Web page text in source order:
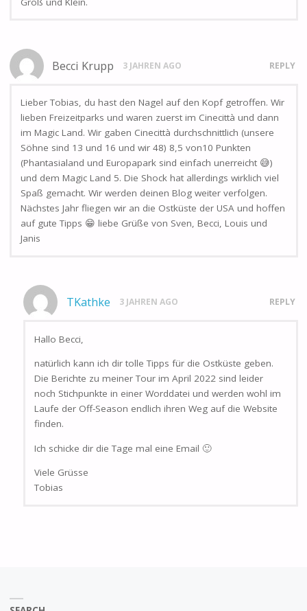
Becci Krupp 3 JAHREN AGO REPLY
Lieber Tobias, du hast den Nagel auf den Kopf getroffen. Wir
lieben Freizeitparks und waren zuerst im Cinecittà und dann
im Magic Land. Wir gaben Cinecittà durchschnittlich (unsere
Söhne sind 13 und 16 und wir 48) 8,5 von10 Punkten
(Phantasialand und Europapark sind einfach unerreicht 😅)
und dem Magic Land 5. Die Shock hat allerdings wirklich viel
Spaß gemacht. Wir werden deinen Blog weiter verfolgen.
Nächstes Jahr fliegen wir an die Ostküste der USA und hoffen
auf gute Tipps 😁 liebe Grüße von Sven, Becci, Louis und
Janis
TKathke 3 JAHREN AGO REPLY
Hallo Becci,
natürlich kann ich dir tolle Tipps für die Ostküste geben.
Die Berichte zu meiner Tour im April 2022 sind leider
noch Stichpunkte in einer Worddatei und werden wohl im
Laufe der Off-Season endlich ihren Weg auf die Website
finden.
Ich schicke dir die Tage mal eine Email 🙂
Viele Grüsse
Tobias